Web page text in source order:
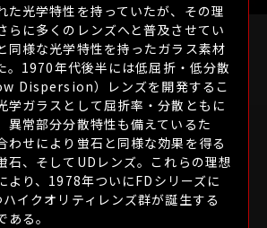
た光学特性を持っていたが、その理
らに多くのレンズへと普及させてい
同様な光学特性を持ったガラス素材
。1970年代後半には低屈折・低分散
Dispersion）レンズを開発するこ
学ガラスとして屈折率・分散ともに
異常部分分散特性も備えているた
わせにより蛍石と同様な効果を得る
石、そしてUDレンズ。これらの理想
より、1978年ついにFDシリーズに
ハイクオリティレンズ群が誕生する
る。
の技術、耐久性・堅牢性の技術、
て常に革新を追求するLレンズ。
らず、常に新しい可能性に挑み、
術を世に送り出してきました。
採用してきた、キヤノン独自の
ご紹介します。